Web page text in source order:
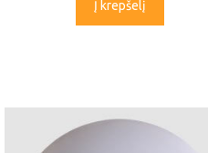
Į krepšelį